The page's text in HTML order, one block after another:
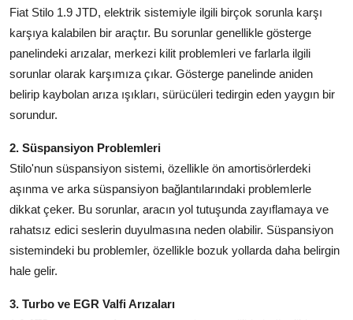
Fiat Stilo 1.9 JTD, elektrik sistemiyle ilgili birçok sorunla karşı
karşıya kalabilen bir araçtır. Bu sorunlar genellikle gösterge
panelindeki arızalar, merkezi kilit problemleri ve farlarla ilgili
sorunlar olarak karşımıza çıkar. Gösterge panelinde aniden
belirip kaybolan arıza ışıkları, sürücüleri tedirgin eden yaygın bir
sorundur.
2. Süspansiyon Problemleri
Stilo'nun süspansiyon sistemi, özellikle ön amortisörlerdeki
aşınma ve arka süspansiyon bağlantılarındaki problemlerle
dikkat çeker. Bu sorunlar, aracın yol tutuşunda zayıflamaya ve
rahatsız edici seslerin duyulmasına neden olabilir. Süspansiyon
sistemindeki bu problemler, özellikle bozuk yollarda daha belirgin
hale gelir.
3. Turbo ve EGR Valfi Arızaları